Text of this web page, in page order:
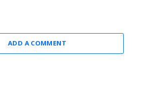
ADD A COMMENT